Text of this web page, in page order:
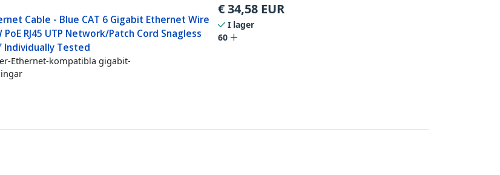
Cable - Blue CAT 6 Gigabit Ethernet Wire
PoE RJ45 UTP Network/Patch Cord Snagless
Individually Tested
Ethernet-kompatibla gigabit-
€34,58 EUR
I lager
60